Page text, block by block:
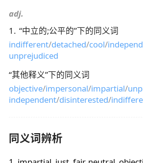
adj.
1 . “中立的;公平的”下的同义词
indifferent/detached/cool/
unprejudiced
“其他释义”下的同义词
objective/impersonal/impartial/
independent/disinterested/
同义词辨析